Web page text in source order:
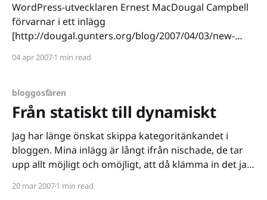
WordPress-utvecklaren Ernest MacDougal Campbell
förvarnar i ett inlägg
[http://dougal.gunters.org/blog/2007/04/03/new-
WordPress 2.2. Tydligen ska denna version släppas i
nyheter. WordPress kommer bland annat att
04 apr 20071 min read
bloggosfären
Från statiskt till dynamiskt
Jag har länge önskat skippa kategoritänkandet i
bloggen. Mina inlägg är långt ifrån nischade, de tar
upp allt möjligt och omöjligt, att då klämma in det jag
begränsande. Lösningen på mina bekymmer blev till
20 mar 20071 min read